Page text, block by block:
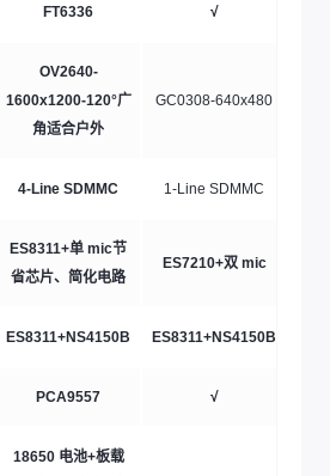
FT6336 √
OV2640-
1600x1200-120°广
角适合户外
GC0308-640x480
4-Line SDMMC 1-Line SDMMC
ES8311+单 mic节
省芯片、简化电路
ES7210+双 mic
ES8311+NS4150B ES8311+NS4150B
PCA9557 √
18650 电池+板载